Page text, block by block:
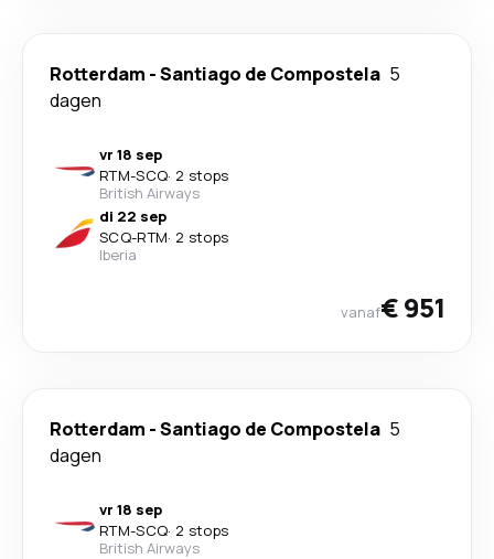
Rotterdam -Santiago de Compostela 5
dagen
vr 18 sep
RTM-SCQ· 2 stops
British Airways
di 22 sep
SCQ-RTM· 2 stops
Iberia
vanaf€ 951
Rotterdam -Santiago de Compostela 5
dagen
vr 18 sep
RTM-SCQ· 2 stops
British Airways